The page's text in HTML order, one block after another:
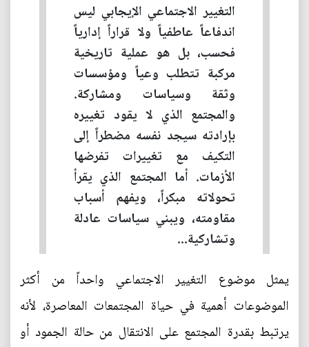
التغيير الاجتماعي الإيجابي ليس
اندفاعاً عاطفياً ولا قراراً إدارياً
فحسب، بل هو عملية تاريخية
مركبة تتطلب وعياً ومؤسسات
وثقة وسياسات ومشاركة.
والمجتمع الذي لا يقود تغييره
بإرادته سيجد نفسه مضطراً إلى
التكيف مع تغييرات تفرضها
الأزمات. أما المجتمع الذي يقرأ
تحولاته مبكراً، ويفهم أسباب
مقاومته، ويبني سياسات عادلة
وتشاركية...
يمثل موضوع التغيير الاجتماعي واحداً من أكثر
الموضوعات أهمية في حياة المجتمعات المعاصرة، لأنه
يرتبط بقدرة المجتمع على الانتقال من حالة الجمود أو